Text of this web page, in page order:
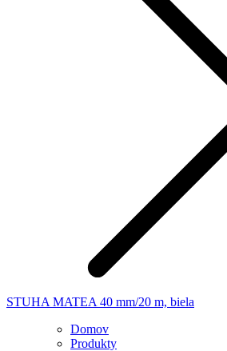
STUHA MATEA 40 mm/20 m, biela
Domov
Produkty